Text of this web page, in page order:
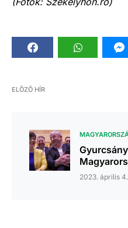
ELŐZŐ HÍR
2023. április 4.